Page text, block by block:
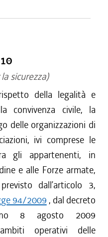
sicurezza)
della legalità e
convivenza civile, la
delle organizzazioni di
ivi comprese le
gli appartenenti, in
e alle Forze armate,
dall’articolo 3,
94/2009 , dal decreto
8 agosto 2009
operativi delle